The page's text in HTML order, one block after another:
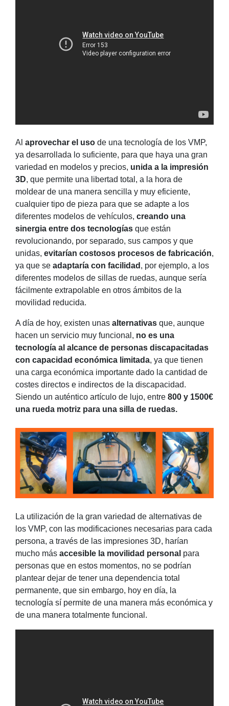
Al aprovechar el uso de una tecnología de los VMP,
ya desarrollada lo suficiente, para que haya una gran
variedad en modelos y precios, unida a la impresión
3D, que permite una libertad total, a la hora de
moldear de una manera sencilla y muy eficiente,
cualquier tipo de pieza para que se adapte a los
diferentes modelos de vehículos, creando una
sinergia entre dos tecnologías que están
revolucionando, por separado, sus campos y que
unidas, evitarían costosos procesos de fabricación,
ya que se adaptaría con facilidad , por ejemplo, a los
diferentes modelos de sillas de ruedas, aunque sería
fácilmente extrapolable en otros ámbitos de la
movilidad reducida.
A día de hoy, existen unas alternativas que, aunque
hacen un servicio muy funcional, no es una
tecnología al alcance de personas discapacitadas
con capacidad económica limitada, ya que tienen
una carga económica importante dado la cantidad de
costes directos e indirectos de la discapacidad.
Siendo un auténtico artículo de lujo, entre 800 y 1500€
una rueda motriz para una silla de ruedas.
La utilización de la gran variedad de alternativas de
los VMP, con las modificaciones necesarias para cada
persona, a través de las impresiones 3D, harían
mucho más accesible la movilidad personal para
personas que en estos momentos, no se podrían
plantear dejar de tener una dependencia total
permanente, que sin embargo, hoy en día, la
tecnología sí permite de una manera más económica y
de una manera totalmente funcional.